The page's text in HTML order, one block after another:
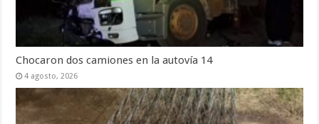
Chocaron dos camiones en la autovía 14
4 agosto, 2026